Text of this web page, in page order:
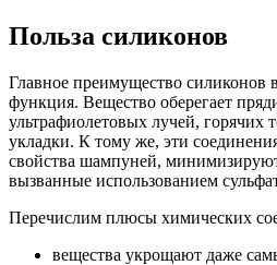
Польза силиконов
Главное преимущество силиконов
функция. Вещество оберегает
ультрафиолетовых лучей, горячих
укладки. К тому же, эти
свойства шампуней,
вызванные использованием
Перечислим плюсы химических
вещества укрощают даже